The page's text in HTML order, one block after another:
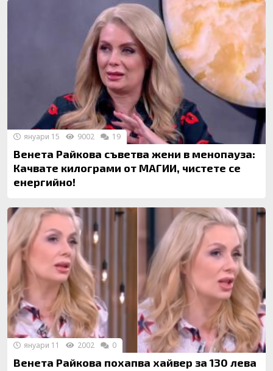
Венета Райкова съветва жени в менопауза:
Качвате килограми от МАГИИ, чистете се
енергийно!
януари 15 9002 19
Венета Райкова похапва хайвер за 130 лева
януари 11 2002 0